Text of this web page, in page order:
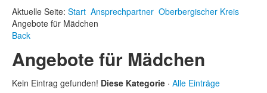
Aktuelle Seite: Start Ansprechpartner Oberbergischer Kreis
Angebote für Mädchen
Back
Angebote für Mädchen
Kein Eintrag gefunden! Diese Kategorie · Alle Einträge